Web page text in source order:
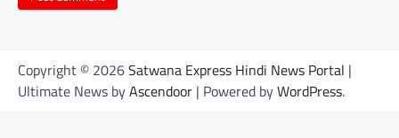
Copyright © 2026Satwana Express Hindi News Portal |
Ultimate News byAscendoor | Powered byWordPress.